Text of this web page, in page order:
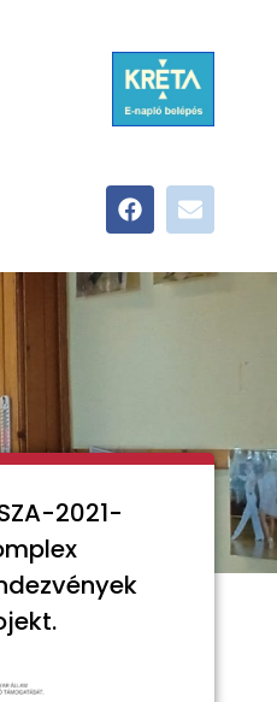
2021-